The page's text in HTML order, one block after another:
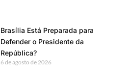
Brasília Está Preparada para
Defender o Presidente da
República?
6 de agosto de 2026